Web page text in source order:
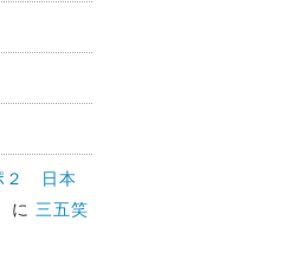
２ 日本
に三五笑